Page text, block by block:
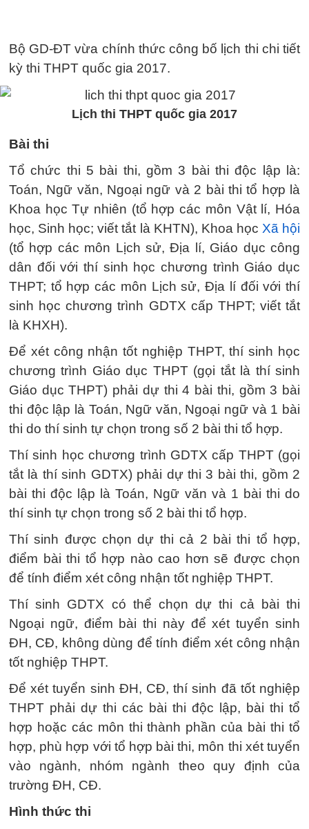
Bộ GD-ĐT vừa chính thức công bố lịch thi chi tiết
kỳ thi THPT quốc gia 2017.
Lịch thi THPT quốc gia 2017
Bài thi
Tổ chức thi 5 bài thi, gồm 3 bài thi độc lập là:
Toán, Ngữ văn, Ngoại ngữ và 2 bài thi tổ hợp là
Khoa học Tự nhiên (tổ hợp các môn Vật lí, Hóa
học, Sinh học; viết tắt là KHTN), Khoa học Xã hội
(tổ hợp các môn Lịch sử, Địa lí, Giáo dục công
dân đối với thí sinh học chương trình Giáo dục
THPT; tổ hợp các môn Lịch sử, Địa lí đối với thí
sinh học chương trình GDTX cấp THPT; viết tắt
là KHXH).
Để xét công nhận tốt nghiệp THPT, thí sinh học
chương trình Giáo dục THPT (gọi tắt là thí sinh
Giáo dục THPT) phải dự thi 4 bài thi, gồm 3 bài
thi độc lập là Toán, Ngữ văn, Ngoại ngữ và 1 bài
thi do thí sinh tự chọn trong số 2 bài thi tổ hợp.
Thí sinh học chương trình GDTX cấp THPT (gọi
tắt là thí sinh GDTX) phải dự thi 3 bài thi, gồm 2
bài thi độc lập là Toán, Ngữ văn và 1 bài thi do
thí sinh tự chọn trong số 2 bài thi tổ hợp.
Thí sinh được chọn dự thi cả 2 bài thi tổ hợp,
điểm bài thi tổ hợp nào cao hơn sẽ được chọn
để tính điểm xét công nhận tốt nghiệp THPT.
Thí sinh GDTX có thể chọn dự thi cả bài thi
Ngoại ngữ, điểm bài thi này để xét tuyển sinh
ĐH, CĐ, không dùng để tính điểm xét công nhận
tốt nghiệp THPT.
Để xét tuyển sinh ĐH, CĐ, thí sinh đã tốt nghiệp
THPT phải dự thi các bài thi độc lập, bài thi tổ
hợp hoặc các môn thi thành phần của bài thi tổ
hợp, phù hợp với tổ hợp bài thi, môn thi xét tuyển
vào ngành, nhóm ngành theo quy định của
trường ĐH, CĐ.
Hình thức thi